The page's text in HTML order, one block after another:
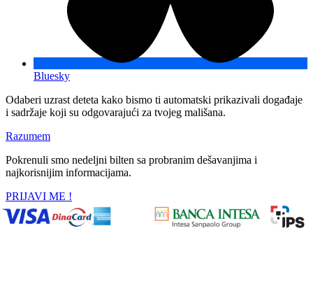
Bluesky
Odaberi uzrast deteta kako bismo ti automatski prikazivali događaje
i sadržaje koji su odgovarajući za tvojeg mališana.
Razumem
Pokrenuli smo nedeljni bilten sa probranim dešavanjima i
najkorisnijim informacijama.
PRIJAVI ME !